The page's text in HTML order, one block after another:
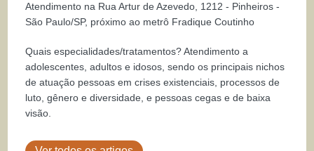
Atendimento na Rua Artur de Azevedo, 1212 - Pinheiros -
São Paulo/SP, próximo ao metrô Fradique Coutinho
Quais especialidades/tratamentos? Atendimento a
adolescentes, adultos e idosos, sendo os principais nichos
de atuação pessoas em crises existenciais, processos de
luto, gênero e diversidade, e pessoas cegas e de baixa
visão.